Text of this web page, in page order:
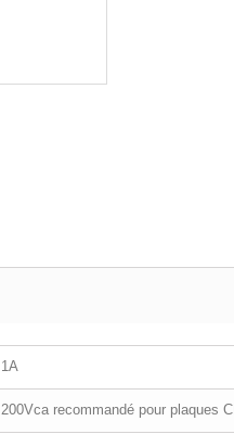
1A
200Vca recommandé pour plaques CI